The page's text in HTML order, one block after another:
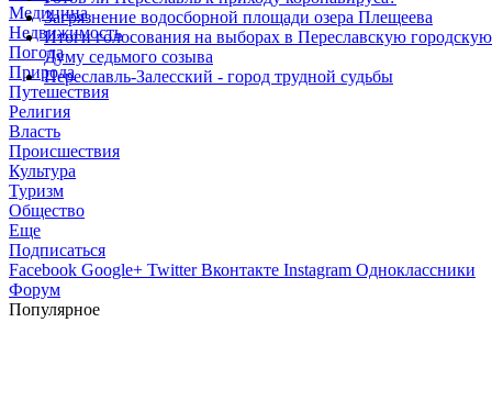
Медицина
Недвижимость
Погода
Природа
Путешествия
Религия
Власть
Происшествия
Культура
Туризм
Общество
Еще
Подписаться
Facebook Google+ TwitterВконтакте Instagram Одноклассники
Форум
Популярное
Загрязнение водосборной площади озера Плещеева
Итоги голосования на выборах в Переславскую городскую
Думу седьмого созыва
Переславль-Залесский - город трудной судьбы